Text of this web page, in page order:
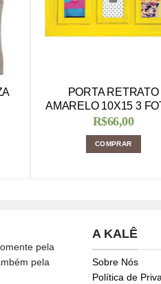
PORTA RETRATO
AMARELO 10X15 3
R$66,00
COMPRAR
pela
pela
A KALÊ
Sobre Nós
Política de